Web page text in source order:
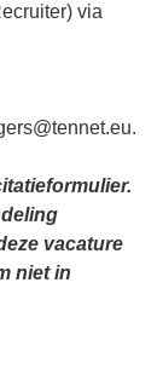
via
vacature
niet in